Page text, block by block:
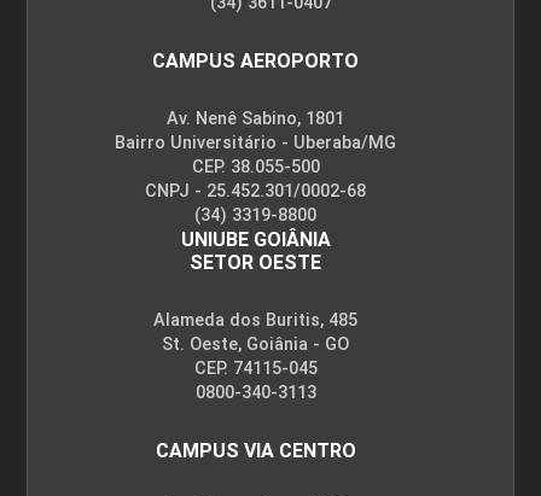
CAMPUS AEROPORTO
Av. Nenê Sabino, 1801
Bairro Universitário - Uberaba/MG
CEP. 38.055-500
CNPJ - 25.452.301/0002-68
(34) 3319-8800
UNIUBE GOIÂNIA
SETOR OESTE
Alameda dos Buritis, 485
St. Oeste, Goiânia - GO
CEP. 74115-045
0800-340-3113
CAMPUS VIA CENTRO